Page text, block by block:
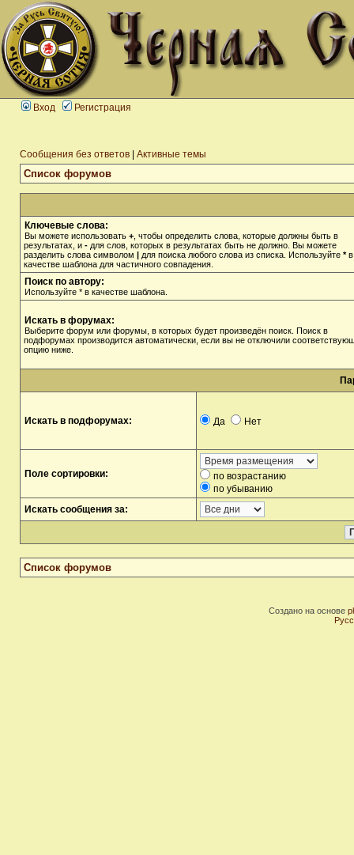
Вход Регистрация
Сообщения без ответов Активные темы
Список форумов
Ключевые слова:
Вы можете использовать + , чтобы определить слова, которые должны быть в
результатах, и - для слов, которых в результатах быть не должно. Вы можете
разделить слова символом | для поиска любого слова из списка. Используйте *в
качестве шаблона для частичного совпадения.
Поиск по автору:
Используйте * в качестве шаблона.
Искать в форумах:
Выберите форум или форумы, в которых будет произведён поиск. Поиск в
подфорумах производится автоматически, если вы не отключили
опцию ниже.
Искать в подфорумах: Да Нет
Поле сортировки:
по возрастанию
по убыванию
Искать сообщения за:
Список форумов
Создано на основе